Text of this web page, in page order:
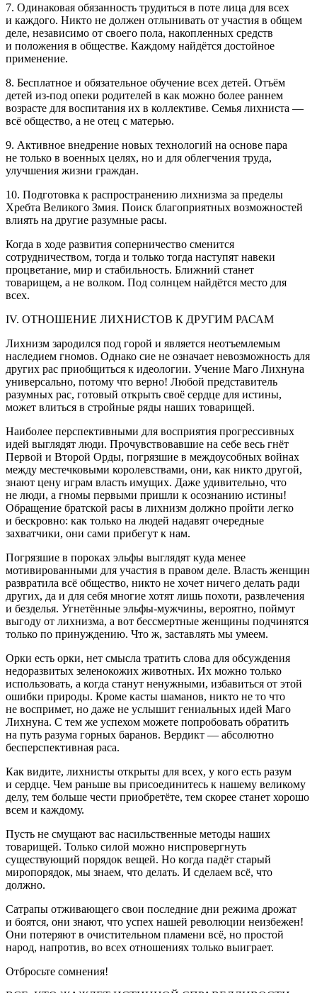
7. Одинаковая обязанность трудиться в поте лица для всех
и каждого. Никто не должен отлынивать от участия в общем
деле, независимо от своего пола, накопленных средств
и положения в обществе. Каждому найдётся достойное
применение.
8. Бесплатное и обязательное обучение всех детей. Отъём
детей из-под опеки родителей в как можно более раннем
возрасте для воспитания их в коллективе. Семья лихниста —
всё общество, а не отец с матерью.
9. Активное внедрение новых технологий на основе пара
не только в военных целях, но и для облегчения труда,
улучшения жизни граждан.
10. Подготовка к распространению лихнизма за пределы
Хребта Великого Змия. Поиск благоприятных возможностей
влиять на другие разумные расы.
Когда в ходе развития соперничество сменится
сотрудничеством, тогда и только тогда наступят навеки
процветание, мир и стабильность. Ближний станет
товарищем, а не волком. Под солнцем найдётся место для
всех.
IV. ОТНОШЕНИЕ ЛИХНИСТОВ К ДРУГИМ РАСАМ
Лихнизм зародился под горой и является неотъемлемым
наследием гномов. Однако сие не означает невозможность для
других рас приобщиться к идеологии. Учение Маго Лихнуна
универсально, потому что верно! Любой представитель
разумных рас, готовый открыть своё сердце для истины,
может влиться в стройные ряды наших товарищей.
Наиболее перспективными для восприятия прогрессивных
идей выглядят люди. Прочувствовавшие на себе весь гнёт
Первой и Второй Орды, погрязшие в междоусобных войнах
между местечковыми королевствами, они, как никто другой,
знают цену играм власть имущих. Даже удивительно, что
не люди, а гномы первыми пришли к осознанию истины!
Обращение братской расы в лихнизм должно пройти легко
и бескровно: как только на людей надавят очередные
захватчики, они сами прибегут к нам.
Погрязшие в пороках эльфы выглядят куда менее
мотивированными для участия в правом деле. Власть женщин
развратила всё общество, никто не хочет ничего делать ради
других, да и для себя многие хотят лишь похоти, развлечения
и безделья. Угнетённые эльфы-мужчины, вероятно, поймут
выгоду от лихнизма, а вот бессмертные женщины подчинятся
только по принуждению. Что ж, заставлять мы умеем.
Орки есть орки, нет смысла тратить слова для обсуждения
недоразвитых зеленокожих животных. Их можно только
использовать, а когда станут ненужными, избавиться от этой
ошибки природы. Кроме касты шаманов, никто не то что
не воспримет, но даже не услышит гениальных идей Маго
Лихнуна. С тем же успехом можете попробовать обратить
на путь разума горных баранов. Вердикт — абсолютно
бесперспективная раса.
Как видите, лихнисты открыты для всех, у кого есть разум
и сердце. Чем раньше вы присоединитесь к нашему великому
делу, тем больше чести приобретёте, тем скорее станет хорошо
всем и каждому.
Пусть не смущают вас насильственные методы наших
товарищей. Только силой можно ниспровергнуть
существующий порядок вещей. Но когда падёт старый
миропорядок, мы знаем, что делать. И сделаем всё, что
должно.
Сатрапы отживающего свои последние дни режима дрожат
и боятся, они знают, что успех нашей революции неизбежен!
Они потеряют в очистительном пламени всё, но простой
народ, напротив, во всех отношениях только выиграет.
Отбросьте сомнения!